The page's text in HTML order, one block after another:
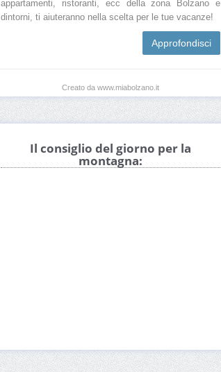
appartamenti, ristoranti, ecc della zona Bolzano e
dintorni, ti aiuteranno nella scelta per le tue vacanze!
Approfondisci
Creato da www.miabolzano.it
Il consiglio del giorno per la
montagna: